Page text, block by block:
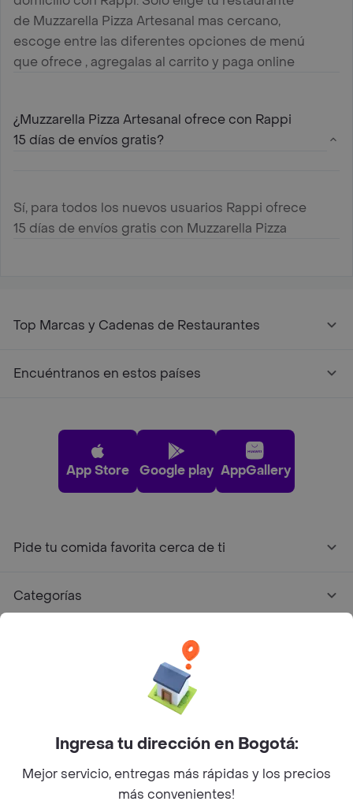
de Muzzarella Pizza Artesanal mas cercano,
escoge entre las diferentes opciones de menú
que ofrece , agregalas al carrito y paga online
¿Muzzarella Pizza Artesanal ofrece con Rappi
15 días de envíos gratis?
Sí, para todos los nuevos usuarios Rappi ofrece
15 días de envíos gratis con Muzzarella Pizza
Top Marcas y Cadenas de Restaurantes
Encuéntranos en estos países
App Store Google play AppGallery
Pide tu comida favorita cerca de ti
Categorías
Facebook
Twitter
Instagram
©2026Rappi Inc. All rights reserved.
Ingresa tu dirección en Bogotá:
Mejor servicio, entregas más rápidas y los precios
más convenientes!